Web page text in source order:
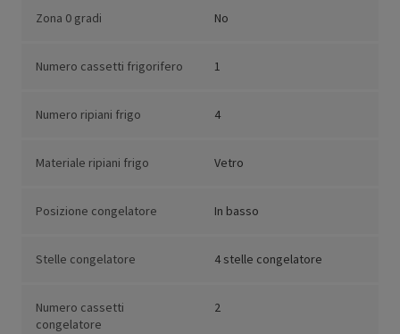
Zona 0 gradi No
Numero cassetti frigorifero 1
Numero ripiani frigo 4
Materiale ripiani frigo Vetro
Posizione congelatore In basso
Stelle congelatore 4 stelle congelatore
Numero cassetti
congelatore
2